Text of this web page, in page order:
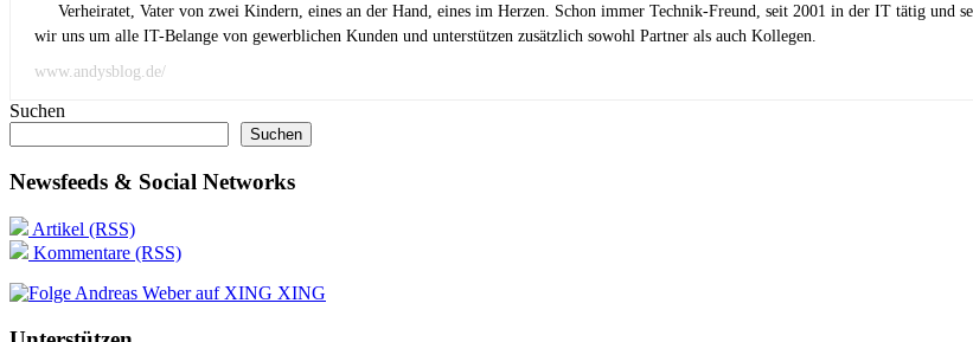
Verheiratet, Vater von zwei Kindern, eines an der Hand, eines im Herzen. Schon immer Technik-Freund, seit 2001 in der IT tätig und
wir uns um alle IT-Belange von gewerblichen Kunden und unterstützen zusätzlich sowohl Partner als auch Kollegen.
www.andysblog.de/
Suchen
Suchen
Newsfeeds & Social Networks
Artikel (RSS)
Kommentare (RSS)
XING